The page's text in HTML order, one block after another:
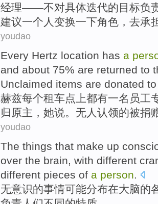
经理——不对具体迭代的目标负
建议一个 人 变换一下角色 ， 去承
youdao
Every Hertz location has a
and about 75% are returned to
Unclaimed items are donated
赫兹每个租车点上都有一名 员工
归原主， 她说。无人 认领的被捐
youdao
The things that make up
over the brain, with different
different pieces of a person.
无意识的事情可能分布在大脑的